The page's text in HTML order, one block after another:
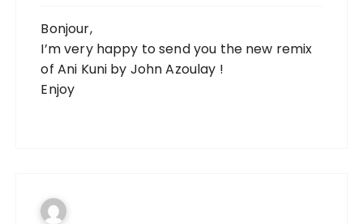
Bonjour,
I’m very happy to send you the new remix
of Ani Kuni by John Azoulay !
Enjoy